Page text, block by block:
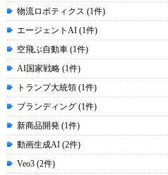
物流ロボティクス (1件)
エージェントAI (1件)
空飛ぶ自動車 (1件)
AI国家戦略 (1件)
トランプ大統領 (1件)
ブランディング (1件)
新商品開発 (1件)
動画生成AI (2件)
Veo3 (2件)